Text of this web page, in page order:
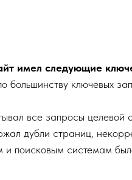
имел следующие
ключевых
все запросы целевой
дубли страниц,
поисковым системам